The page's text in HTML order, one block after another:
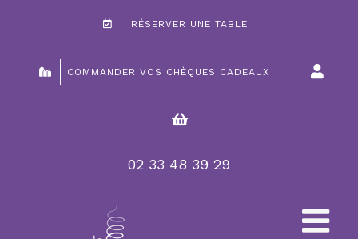
RÉSERVER UNE TABLE
COMMANDER VOS CHÈQUES CADEAUX
02 33 48 39 29